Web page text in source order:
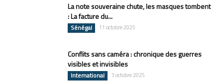
La note souveraine chute, les masques tombent
: La facture du...
Sénégal 11 octobre 2025
Conflits sans caméra : chronique des guerres
visibles et invisibles
International 3 octobre 2025